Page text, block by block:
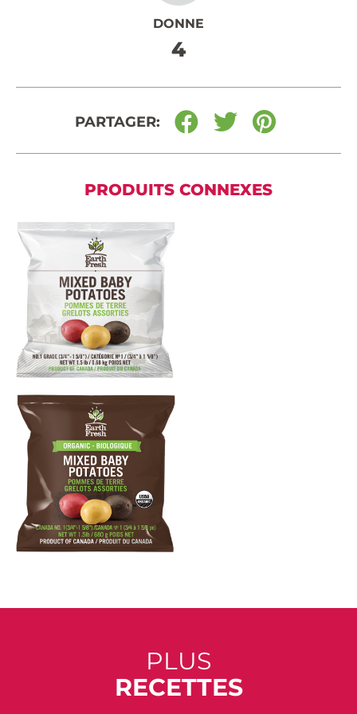
DONNE
4
PARTAGER:
PRODUITS CONNEXES
PLUS
RECETTES